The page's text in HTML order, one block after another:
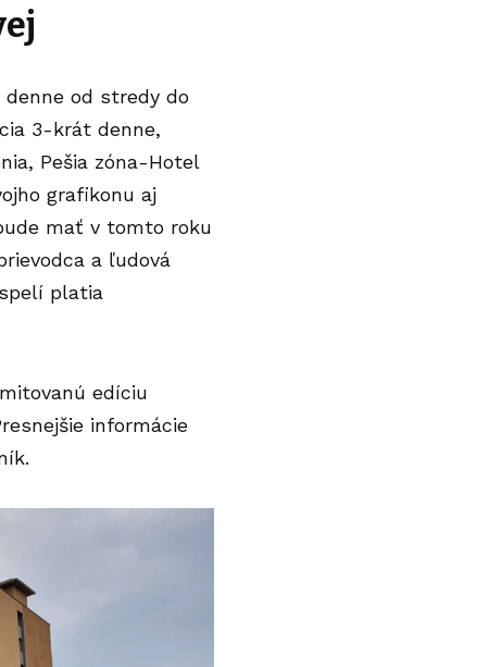
denne od stredy do
3-krát denne,
Pešia zóna-Hotel
grafikonu aj
mať v tomto roku
a ľudová
platia
edíciu
informácie